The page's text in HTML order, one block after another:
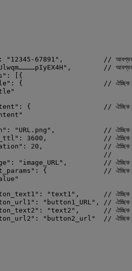
: " 12345-67891 " ,
//
" ,
//
: [{
: {
// ঐচ্ছিক।
"
: {
// ঐচ্ছিক।
"
: " URL.png " ,
// ঐচ্ছিক।
: 3600 ,
// ঐচ্ছিক।
: 20 ,
// ঐচ্ছিক।
//
: " image_URL " ,
//
: {
// ঐচ্ছিক।
"
: " text1 " ,
// ঐচ্ছিক
: " button1_URL " ,
//
: " text2 " ,
// ঐচ্ছিক
: " button2_url "
//